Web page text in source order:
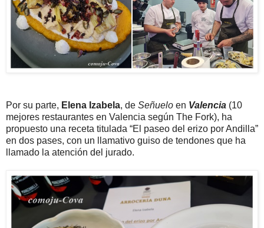
Por su parte, Elena Izabela, de Señuelo en Valencia (10
mejores restaurantes en Valencia según The Fork), ha
propuesto una receta titulada “El paseo del erizo por Andilla”
en dos pases, con un llamativo guiso de tendones que ha
llamado la atención del jurado.